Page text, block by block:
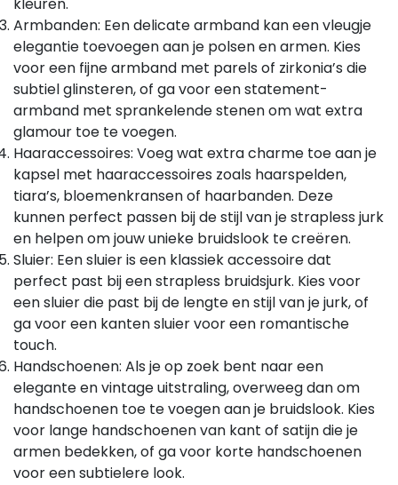
kleuren.
Armbanden: Een delicate armband kan een vleugje
elegantie toevoegen aan je polsen en armen. Kies
voor een fijne armband met parels of zirkonia’s die
subtiel glinsteren, of ga voor een statement-
armband met sprankelende stenen om wat extra
glamour toe te voegen.
Haaraccessoires: Voeg wat extra charme toe aan je
kapsel met haaraccessoires zoals haarspelden,
tiara’s, bloemenkransen of haarbanden. Deze
kunnen perfect passen bij de stijl van je strapless jurk
en helpen om jouw unieke bruidslook te creëren.
Sluier: Een sluier is een klassiek accessoire dat
perfect past bij een strapless bruidsjurk. Kies voor
een sluier die past bij de lengte en stijl van je jurk, of
ga voor een kanten sluier voor een romantische
touch.
Handschoenen: Als je op zoek bent naar een
elegante en vintage uitstraling, overweeg dan om
handschoenen toe te voegen aan je bruidslook. Kies
voor lange handschoenen van kant of satijn die je
armen bedekken, of ga voor korte handschoenen
voor een subtielere look.